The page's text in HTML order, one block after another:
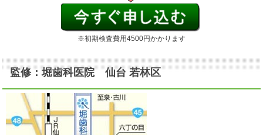
※初期検査費用4500円かかります
監修：堀歯科医院 仙台 若林区